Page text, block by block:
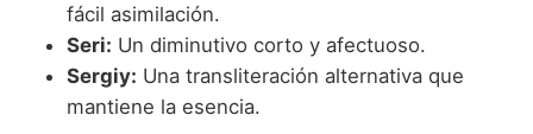
fácil asimilación.
Seri: Un diminutivo corto y afectuoso.
Sergiy: Una transliteración alternativa que
mantiene la esencia.